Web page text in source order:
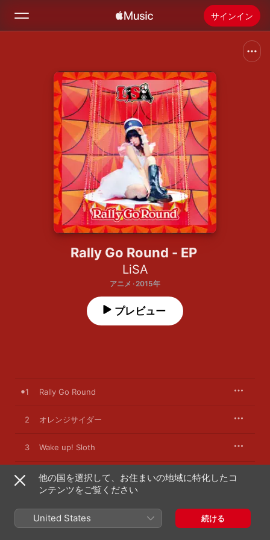
サインイン
ホーム
新着おすすめ
ラジオ
Apple Musicをインストール
Rally Go Round - EP
LiSA
アニメ · 2015年
プレビュー
1 Rally Go Round
2 オレンジサイダー
3 Wake up! Sloth
4 Rally Go Round -Instrumental-
2015年5月27日
4曲、17分
他の国を選択して、お住まいの地域に特化したコ
ンテンツをご覧ください
United States 続ける